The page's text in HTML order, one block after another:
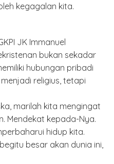
kegagalan kita.
JK Immanuel
bukan sekadar
hubungan pribadi
religius, tetapi
marilah kita mengingat
Mendekat kepada-Nya.
hidup kita.
besar akan dunia ini,